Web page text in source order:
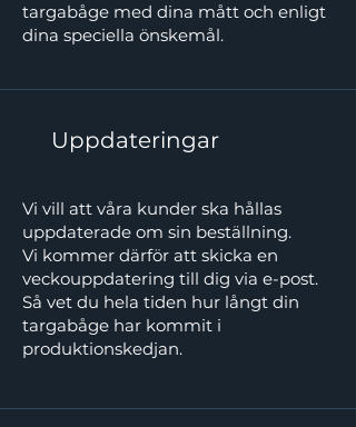
targabåge med dina mått och enligt
dina speciella önskemål.
Uppdateringar
Vi vill att våra kunder ska hållas
uppdaterade om sin beställning.
Vi kommer därför att skicka en
veckouppdatering till dig via e-post.
Så vet du hela tiden hur långt din
targabåge har kommit i
produktionskedjan.